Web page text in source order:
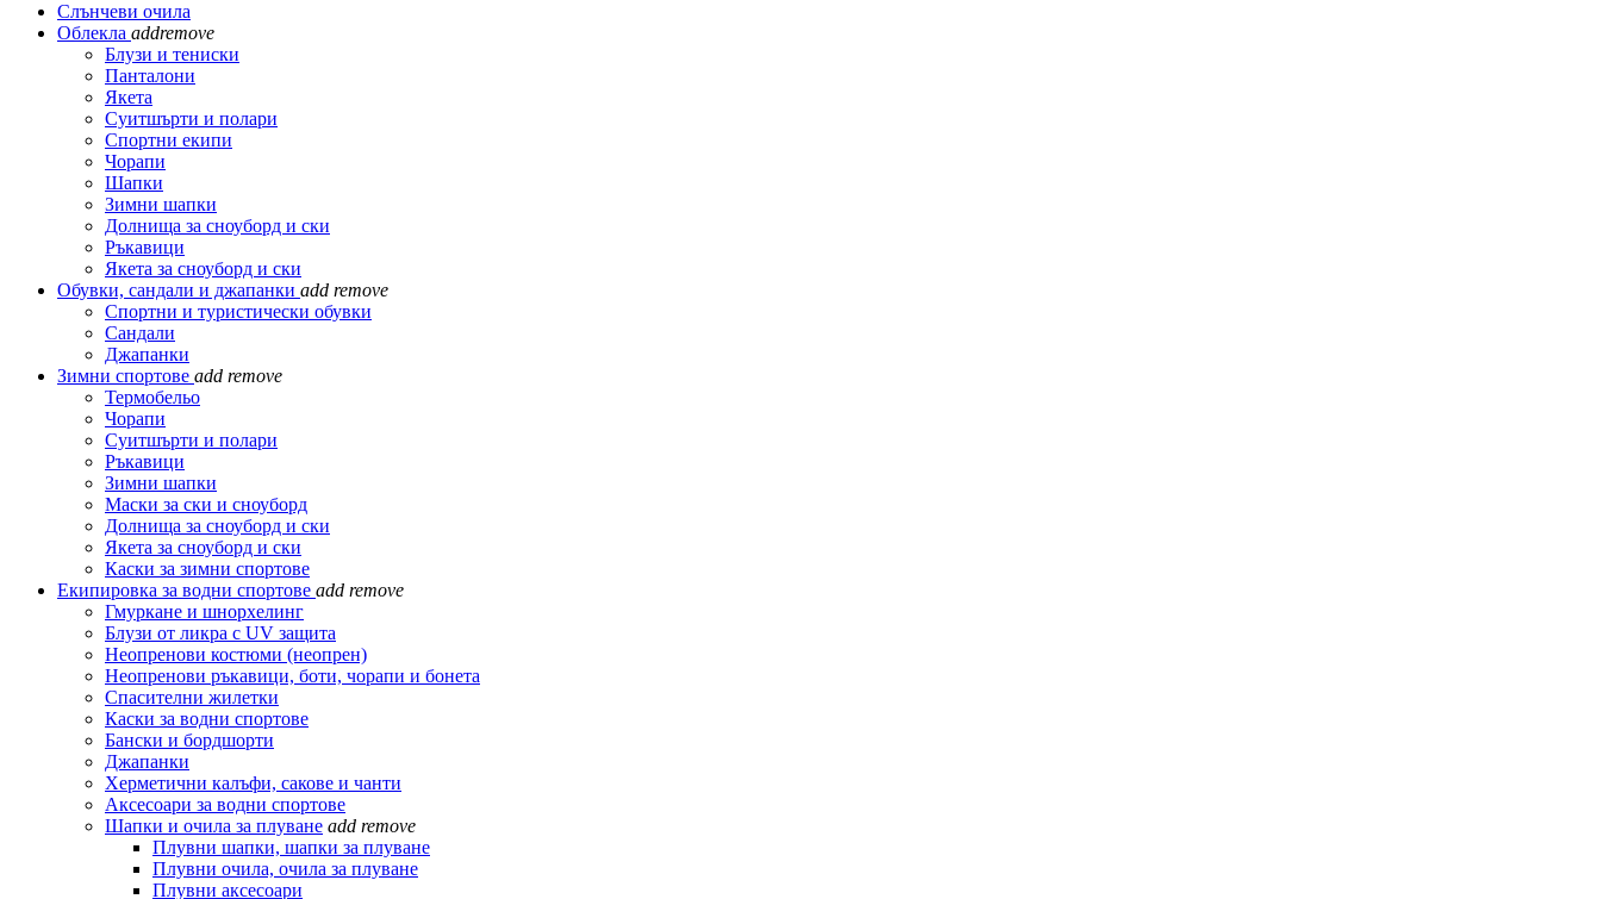
Слънчеви очила
Облекла addremove
Блузи и тениски
Панталони
Якета
Суитшърти и полари
Спортни екипи
Чорапи
Шапки
Зимни шапки
Долнища за сноуборд и ски
Ръкавици
Якета за сноуборд и ски
Обувки, сандали и джапанки add remove
Спортни и туристически обувки
Сандали
Джапанки
Зимни спортове add remove
Термобельо
Чорапи
Суитшърти и полари
Ръкавици
Зимни шапки
Маски за ски и сноуборд
Долнища за сноуборд и ски
Якета за сноуборд и ски
Каски за зимни спортове
Екипировка за водни спортове add remove
Гмуркане и шнорхелинг
Блузи от ликра с UV защита
Неопренови костюми (неопрен)
Неопренови ръкавици, боти, чорапи и бонета
Спасителни жилетки
Каски за водни спортове
Бански и бордшорти
Джапанки
Херметични калъфи, сакове и чанти
Аксесоари за водни спортове
Шапки и очила за плуване add remove
Плувни шапки, шапки за плуване
Плувни очила, очила за плуване
Плувни аксесоари